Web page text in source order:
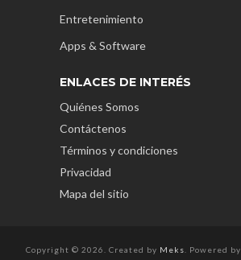
Entretenimiento
Apps & Software
ENLACES DE INTERÉS
Quiénes Somos
Contáctenos
Términos y condiciones
Privacidad
Mapa del sitio
Copyright © 2026. Created by Meks . Powered by